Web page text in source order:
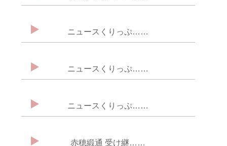
ニュースくりっぷ……
ニュースくりっぷ……
ニュースくりっぷ……
赤穂緞通 受け継……